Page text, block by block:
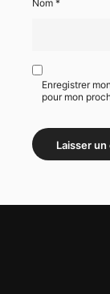
Nom *
Enregistrer
pour mon